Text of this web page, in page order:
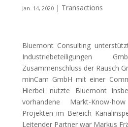
Jan. 14, 2020| Transactions
Bluemont Consulting
Zusammenschluss der Rausch
minCam GmbH mit einer
Hierbei nutzte Bluemont
vorhandene Markt-Know-
Projekten im Bereich
Leitender Partner war Markus